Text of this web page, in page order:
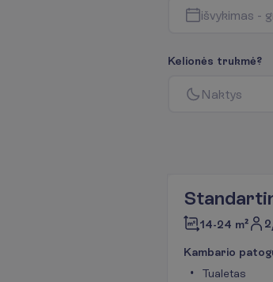
išvykimas - g
Kelionės trukmė?
Naktys
14-24 m² 2
Kambario patog
Tualetas